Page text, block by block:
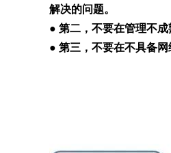
解决的问题。
● 第二，不要在管理不
● 第三，不要在不具备